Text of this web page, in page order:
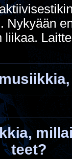
Nykyään
liikaa.
teet?